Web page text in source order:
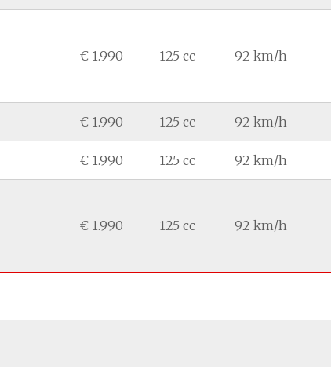
€ 1.990 125 cc 92 km/h
€ 1.990 125 cc 92 km/h
€ 1.990 125 cc 92 km/h
€ 1.990 125 cc 92 km/h